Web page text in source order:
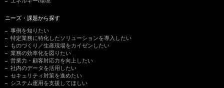
ニーズ・課題から探す
事例を知りたい
特定業務に特化したソリューションを導入したい
ものづくり／生産現場をカイゼンしたい
業務の効率化を図りたい
営業力・顧客対応力を向上したい
社内のデータを活用したい
セキュリティ対策を進めたい
システム運用を支援してほしい